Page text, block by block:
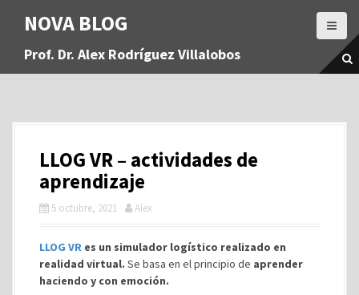
a
NOVA BLOG
Prof. Dr. Alex Rodríguez Villalobos
LLOG VR – actividades de
aprendizaje
5 octubre, 2021 Alex
LLOG VR es un simulador logístico realizado en
realidad virtual. Se basa en el principio de aprender
haciendo y con emoción.